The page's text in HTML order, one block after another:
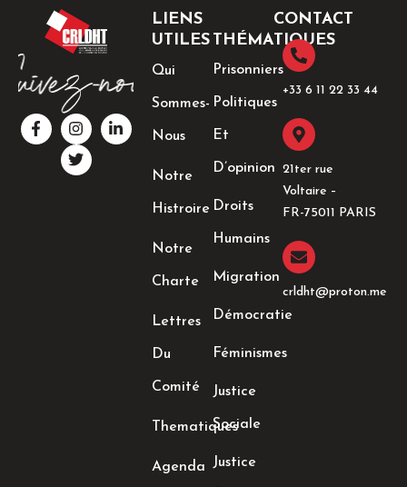
F
a
c
I
n
s
t
a
L
i
n
T
w
i
t
t
LIENS
UTILES
Qui
Sommes-
Nous
Notre
Histroire
Notre
Charte
Lettres
Du
Comité
Thematiques
Agenda
THÉMATIQUES
Prisonniers
Politiques
Et
D’opinion
Droits
Humains
Migration
Démocratie
Féminismes
Justice
Sociale
Justice
CONTACT
+33 6 11 22 33 44​
21ter rue
Voltaire –
FR-75011 PARIS
crldht@proton.me